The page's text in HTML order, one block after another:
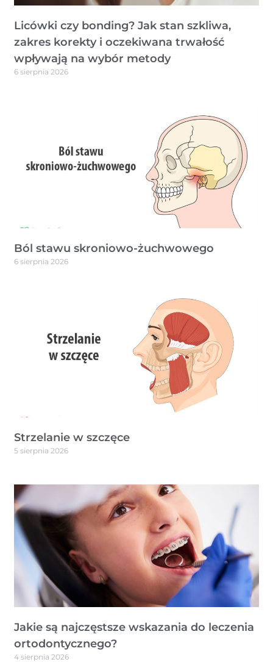
Licówki czy bonding? Jak stan szkliwa,
zakres korekty i oczekiwana trwałość
wpływają na wybór metody
6 sierpnia 2026
Ból stawu skroniowo-żuchwowego
6 sierpnia 2026
Strzelanie w szczęce
5 sierpnia 2026
Jakie są najczęstsze wskazania do leczenia
ortodontycznego?
4 sierpnia 2026